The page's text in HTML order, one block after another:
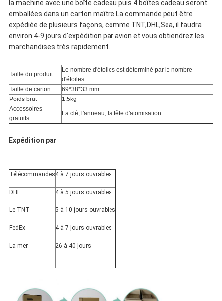
la machine avec une boîte cadeau puis 4 boîtes cadeau seront
emballées dans un carton maître.La commande peut être
expédiée de plusieurs façons, comme TNT,DHL,Sea, il faudra
environ 4-9 jours d'expédition par avion et vous obtiendrez les
marchandises très rapidement.
Taille du produit
Le nombre d'étoiles est déterminé par le nombre
d'étoiles.
Taille de carton
69*38*33 mm
Poids brut
1.5kg
Accessoires
gratuits
La clé, l'anneau, la tête d'atomisation
Expédition par
Télécommandes 4 à 7 jours ouvrables
DHL 4 à 5 jours ouvrables
Le TNT 5 à 10 jours ouvrables
FedEx 4 à 7 jours ouvrables
La mer 26 à 40 jours